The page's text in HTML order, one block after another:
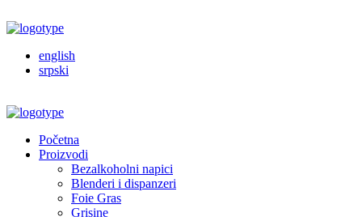
english
srpski
Početna
Proizvodi
Bezalkoholni napici
Blenderi i dispanzeri
Foie Gras
Grisine